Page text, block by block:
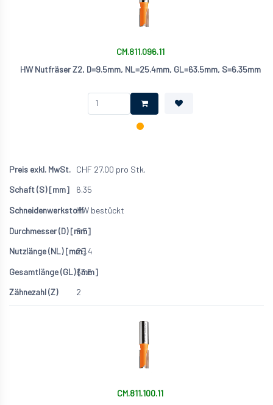
CM.811.096.11
HW Nutfräser Z2, D=9.5mm, NL=25.4mm, GL=63.5mm, S=6.35mm
CHF 27.00 pro Stk.
6.35
HW bestückt
9.5
25.4
63.5
2
CM.811.100.11